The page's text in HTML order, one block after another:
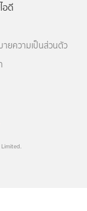
อดี
ายความเป็นส่วนตัว